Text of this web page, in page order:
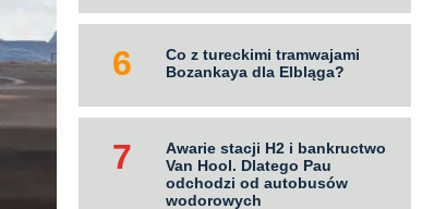
Co z tureckimi tramwajami
Bozankaya dla Elbląga?
Awarie stacji H2 i bankructwo
Van Hool. Dlatego Pau
odchodzi od autobusów
wodorowych